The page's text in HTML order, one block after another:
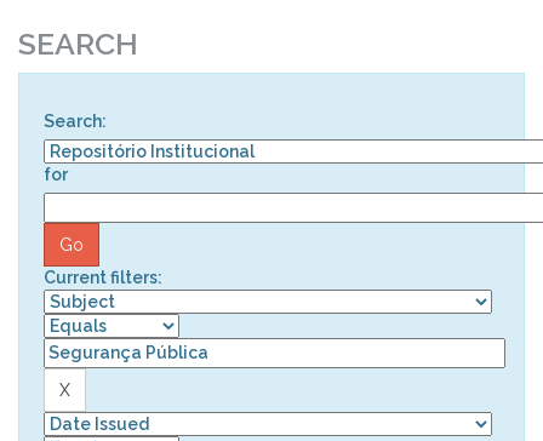
SEARCH
Search:
for
Current filters: